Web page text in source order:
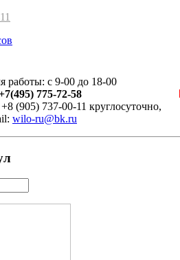
работы: с 9-00 до 18-00
775-72-58
(905) 737-00-11 круглосуточно,
wilo-ru@bk.ru